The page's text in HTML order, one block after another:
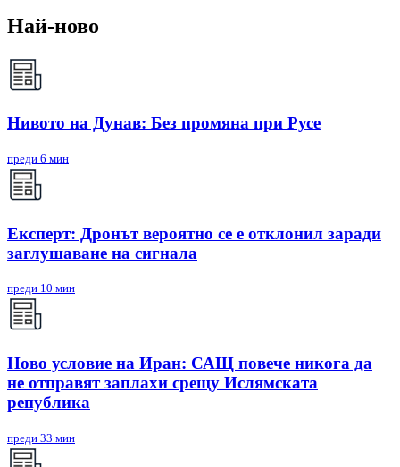
Най-ново
Нивото на Дунав: Без промяна при Русе
преди 6 мин
Експерт: Дронът вероятно се е отклонил заради
заглушаване на сигнала
преди 10 мин
Ново условие на Иран: САЩ повече никога да
не отправят заплахи срещу Ислямската
република
преди 33 мин